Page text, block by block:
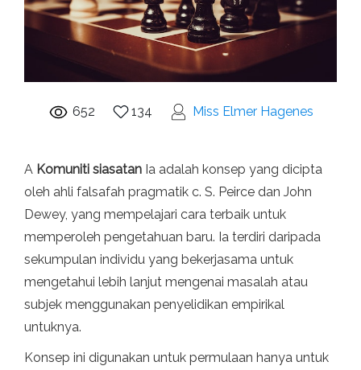
652 134 Miss Elmer Hagenes
A Komuniti siasatan Ia adalah konsep yang dicipta
oleh ahli falsafah pragmatik c. S. Peirce dan John
Dewey, yang mempelajari cara terbaik untuk
memperoleh pengetahuan baru. Ia terdiri daripada
sekumpulan individu yang bekerjasama untuk
mengetahui lebih lanjut mengenai masalah atau
subjek menggunakan penyelidikan empirikal
untuknya.
Konsep ini digunakan untuk permulaan hanya untuk